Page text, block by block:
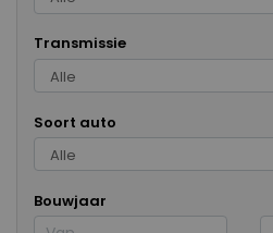
Transmissie
Soort auto
Bouwjaar